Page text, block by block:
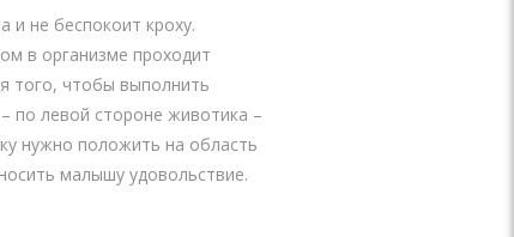
и не беспокоит кроху.
в организме проходит
того, чтобы выполнить
по левой стороне животика –
нужно положить на область
малышу удовольствие.